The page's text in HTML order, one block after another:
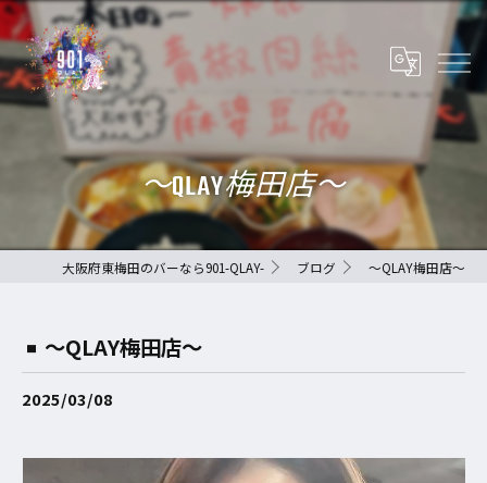
〜QLAY梅田店〜
大阪府東梅田のバーなら901-QLAY- ブログ 〜QLAY梅田店〜
〜QLAY梅田店〜
2025/03/08